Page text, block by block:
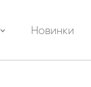
Новинки